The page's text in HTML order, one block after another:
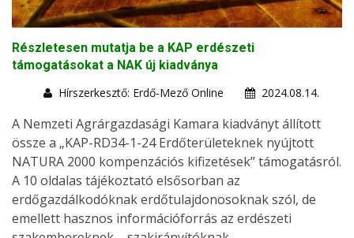
Részletesen mutatja be a KAP erdészeti
támogatásokat a NAK új kiadványa
Hírszerkesztő: Erdő-Mező Online
2024.08.14.
A Nemzeti Agrárgazdasági Kamara kiadványt állított
össze a „KAP-RD34-1-24 Erdőterületeknek nyújtott
NATURA 2000 kompenzációs kifizetések” támogatásról.
A 10 oldalas tájékoztató elsősorban az
erdőgazdálkodóknak erdőtulajdonosoknak szól, de
emellett hasznos információforrás az erdészeti